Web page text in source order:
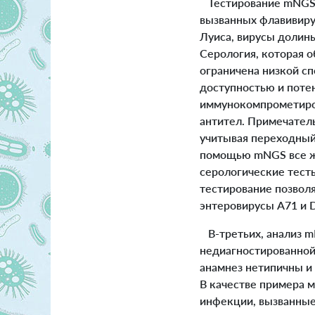
вызванных
Луиса, вирусы
Серология, которая
ограничена низкой
доступностью и
антител.
учитывая
помощью mNGS все
серологические
тестирование
энтеровирусы A71 и
В-третьих, анализ
анамнез нетипичны
В качестве примера
инфекции,